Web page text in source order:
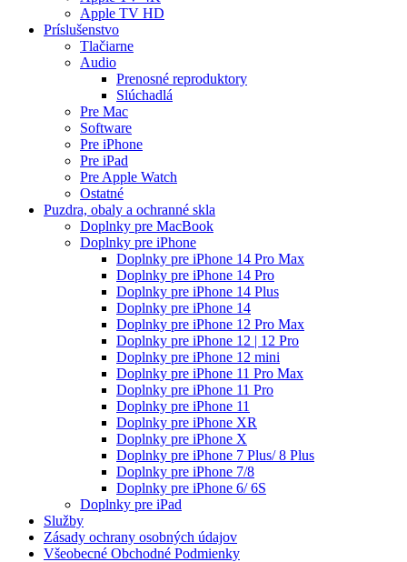
Apple TV HD
Príslušenstvo
Tlačiarne
Audio
Prenosné reproduktory
Slúchadlá
Pre Mac
Software
Pre iPhone
Pre iPad
Pre Apple Watch
Ostatné
Puzdra, obaly a ochranné skla
Doplnky pre MacBook
Doplnky pre iPhone
Doplnky pre iPhone 14 Pro Max
Doplnky pre iPhone 14 Pro
Doplnky pre iPhone 14 Plus
Doplnky pre iPhone 14
Doplnky pre iPhone 12 Pro Max
Doplnky pre iPhone 12 | 12 Pro
Doplnky pre iPhone 12 mini
Doplnky pre iPhone 11 Pro Max
Doplnky pre iPhone 11 Pro
Doplnky pre iPhone 11
Doplnky pre iPhone XR
Doplnky pre iPhone X
Doplnky pre iPhone 7 Plus/ 8 Plus
Doplnky pre iPhone 7/8
Doplnky pre iPhone 6/ 6S
Doplnky pre iPad
Služby
Zásady ochrany osobných údajov
Všeobecné Obchodné Podmienky